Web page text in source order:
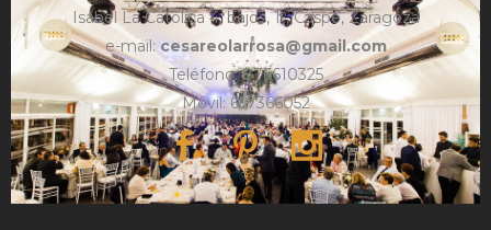
Isabel La Católica 4, bajos, 1º, Caspe, Zaragoza
e-mail:cesareolarrosa@gmail.com
Teléfono: 876610325
Móvil: 657366052